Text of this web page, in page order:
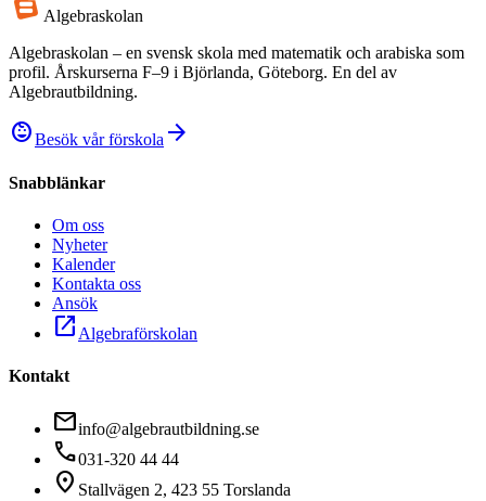
Algebraskolan
Algebraskolan – en svensk skola med matematik och arabiska som
profil. Årskurserna F–9 i Björlanda, Göteborg. En del av
Algebrautbildning.
child_careBesök vår förskola arrow_forward
Snabblänkar
Om oss
Nyheter
Kalender
Kontakta oss
Ansök
open_in_new Algebraförskolan
Kontakt
mailinfo@algebrautbildning.se
call031-320 44 44
location_on Stallvägen 2, 423 55 Torslanda